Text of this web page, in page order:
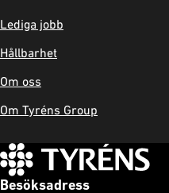
Lediga jobb
Hållbarhet
Om oss
Om Tyréns Group
Besöksadress